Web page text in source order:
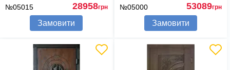
№05015 28958грн
Замовити
№05000 53089грн
Замовити